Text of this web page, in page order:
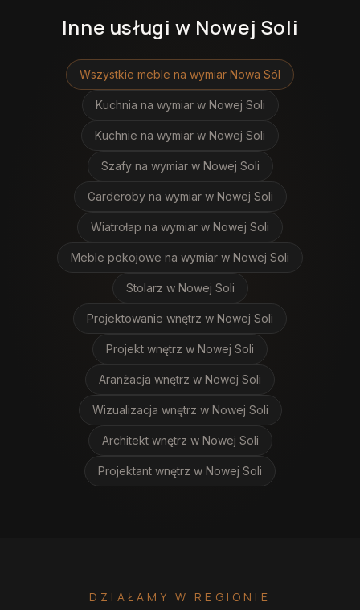
Inne usługi w Nowej Soli
Wszystkie meble na wymiar Nowa Sól
Kuchnia na wymiar w Nowej Soli
Kuchnie na wymiar w Nowej Soli
Szafy na wymiar w Nowej Soli
Garderoby na wymiar w Nowej Soli
Wiatrołap na wymiar w Nowej Soli
Meble pokojowe na wymiar w Nowej Soli
Stolarz w Nowej Soli
Projektowanie wnętrz w Nowej Soli
Projekt wnętrz w Nowej Soli
Aranżacja wnętrz w Nowej Soli
Wizualizacja wnętrz w Nowej Soli
Architekt wnętrz w Nowej Soli
Projektant wnętrz w Nowej Soli
DZIAŁAMY W REGIONIE